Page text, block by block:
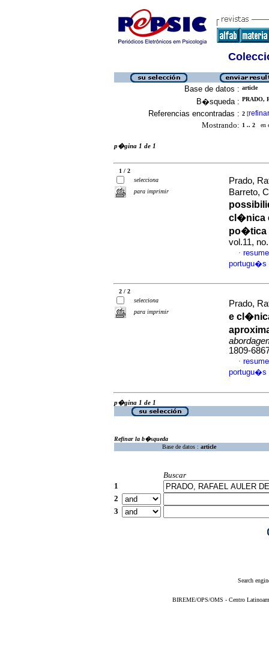
Base de datos : article
B�squeda : PRADO,
Referencias encontradas : 2 [refinar
Mostrando: 1 .. 2 en
p�gina 1 de 1
1 / 2
selecciona
para imprimir
Prado,
Barreto,
cl�nica
po�tica
vol.11,
·
portugu�s
2 / 2
selecciona
para imprimir
Prado,
e
1809-
·
portugu�s
p�gina 1 de 1
Refinar la b�squeda
Base de datos : article
Buscar
1
2
3
Search
BIREME/OPS/OMS - Centro